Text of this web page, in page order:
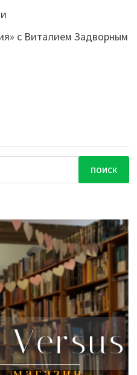
с Виталием Задворным